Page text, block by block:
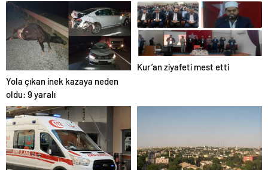
Yola çıkan inek kazaya neden
oldu: 9 yaralı
Kur’an ziyafeti mest etti